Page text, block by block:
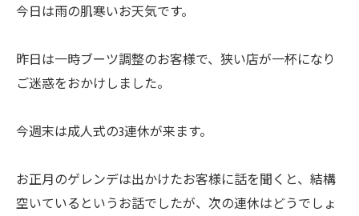
今日は雨の肌寒いお天気です。
昨日は一時ブーツ調整のお客様で、狭い店が一杯になり
ご迷惑をおかけしました。
今週末は成人式の3連休が来ます。
お正月のゲレンデは出かけたお客様に話を聞くと、結構
空いているというお話でしたが、次の連休はどうでしょ